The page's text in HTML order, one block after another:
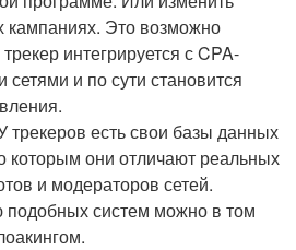
кампаниях. Это возможно
интегрируется с CPA-
и по сути становится
трекеров есть свои базы данных
которым они отличают реальных
и модераторов сетей.
систем можно в том